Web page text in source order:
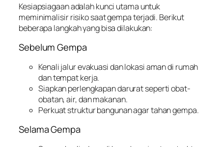
Kesiapsiagaan adalah kunci utama untuk
meminimalisir risiko saat gempa terjadi. Berikut
beberapa langkah yang bisa dilakukan:
Sebelum Gempa
Kenali jalur evakuasi dan lokasi aman di rumah
dan tempat kerja.
Siapkan perlengkapan darurat seperti obat-
obatan, air, dan makanan.
Perkuat struktur bangunan agar tahan gempa.
Selama Gempa